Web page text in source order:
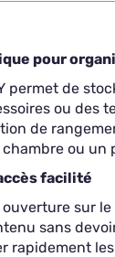
pour
permet de
ou des
de
ou un
facilité
sur
sans